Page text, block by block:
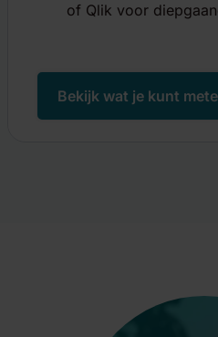
Toestemming
Deze website maakt gebruik
We gebruiken cookies om
of Qlik voor
Bekijk wat je kunt